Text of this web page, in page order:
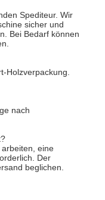
Spediteur. Wir
sicher und
Bei Bedarf können
Holzverpackung.
nach
eine
Der
beglichen.